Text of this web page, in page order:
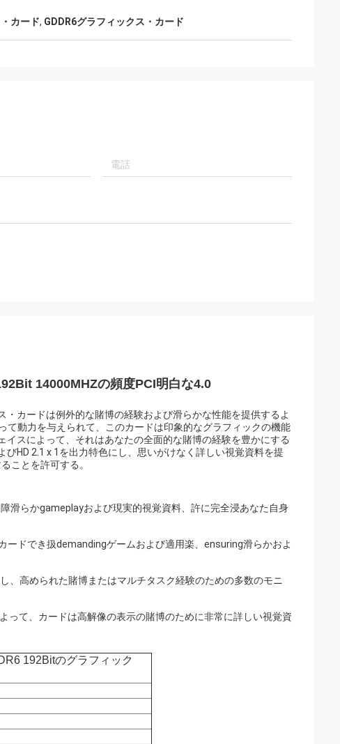
カード, GDDR6グラフィックス・カード
14000MHZの頻度PCI明白な4.0
・カードは例外的な賭博の経験および滑らかな性能を提供するよ
て動力を与えられて、このカードは印象的なグラフィックの機能
スによって、それはあなたの全面的な賭博の経験を豊かにする
HD 2.1 x 1を出力特色にし、思いがけなく詳しい視覚資料を提
ことを許可する。
障滑らかgameplayおよび現実的視覚資料、許に完全浸あなた自身
ードでき扱demandingゲームおよび適用楽、ensuring滑らかおよ
、高められた賭博またはマルチタスク経験のための多数のモニ
って、カードは高解像の表示の賭博のために非常に詳しい視覚資
192Bitのグラフィック